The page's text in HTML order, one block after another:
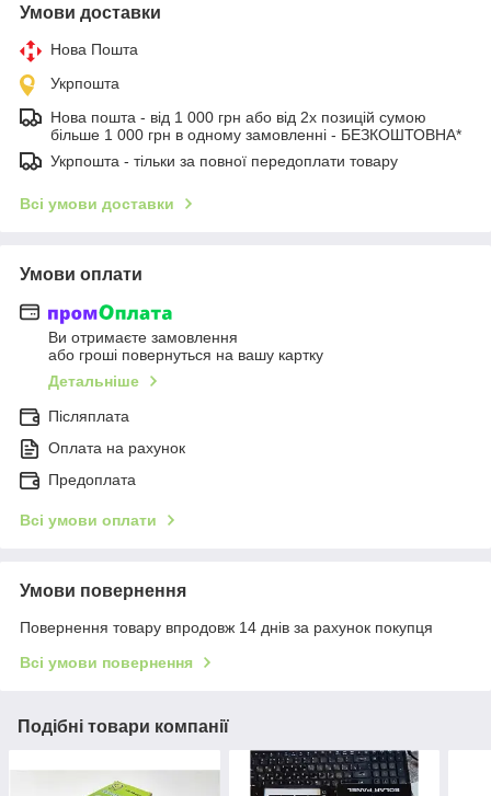
Умови доставки
Нова Пошта
Укрпошта
Нова пошта - від 1 000 грн або від 2х позицій сумою
більше 1 000 грн в одному замовленні - БЕЗКОШТОВНА*
Укрпошта - тільки за повної передоплати товару
Всі умови доставки
Умови оплати
Ви отримаєте замовлення
або гроші повернуться на вашу картку
Детальніше
Післяплата
Оплата на рахунок
Предоплата
Всі умови оплати
Умови повернення
Повернення товару впродовж 14 днів за рахунок покупця
Всі умови повернення
Подібні товари компанії